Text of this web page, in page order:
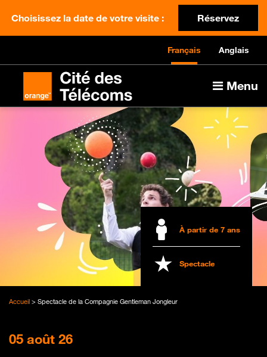
Choisissez la date de votre visite : Réservez
Français Anglais
Menu
À partir de 7 ans
Spectacle
Accueil > Spectacle de la Compagnie Gentleman Jongleur
05 août 26